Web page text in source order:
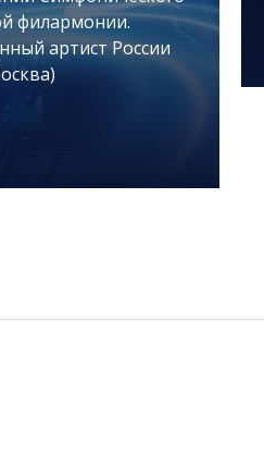
филармонии.
артист России